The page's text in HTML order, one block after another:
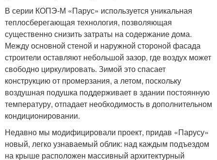
В серии КОПЭ-М «Парус» используется уникальная
теплосберегающая технология, позволяющая
существенно снизить затраты на содержание дома.
Между основной стеной и наружной стороной фасада
строители оставляют небольшой зазор, где воздух может
свободно циркулировать. Зимой это спасает
конструкцию от промерзания, а летом, поскольку
воздушная подушка поддерживает в здании постоянную
температуру, отпадает необходимость в дополнительном
кондиционировании.
Недавно мы модифицировали проект, придав «Парусу»
новый, легко узнаваемый облик: над каждым подъездом
на крыше расположен массивный архитектурный